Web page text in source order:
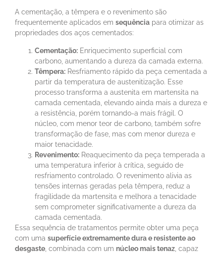
A cementação, a têmpera e o revenimento são
frequentemente aplicados em sequência para otimizar as
propriedades dos aços cementados:
Cementação: Enriquecimento superficial com
carbono, aumentando a dureza da camada externa.
Têmpera: Resfriamento rápido da peça cementada a
partir da temperatura de austenitização. Esse
processo transforma a austenita em martensita na
camada cementada, elevando ainda mais a dureza e
a resistência, porém tornando-a mais frágil. O
núcleo, com menor teor de carbono, também sofre
transformação de fase, mas com menor dureza e
maior tenacidade.
Revenimento: Reaquecimento da peça temperada a
uma temperatura inferior à crítica, seguido de
resfriamento controlado. O revenimento alivia as
tensões internas geradas pela têmpera, reduz a
fragilidade da martensita e melhora a tenacidade
sem comprometer significativamente a dureza da
camada cementada.
Essa sequência de tratamentos permite obter uma peça
com uma superfície extremamente dura e resistente ao
desgaste , combinada com um núcleo mais tenaz , capaz